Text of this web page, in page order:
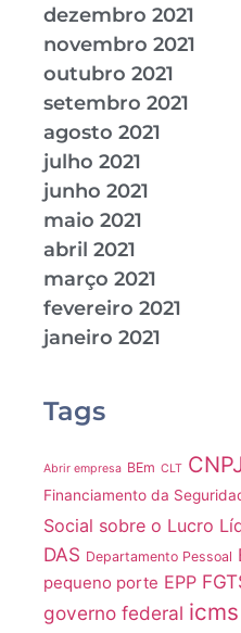
dezembro 2021
novembro 2021
outubro 2021
setembro 2021
agosto 2021
julho 2021
junho 2021
maio 2021
abril 2021
março 2021
fevereiro 2021
janeiro 2021
Tags
Abrir empresa BEm CLT CNPJ
Financiamento da
Social sobre o Lucro
DAS Departamento Pessoal
pequeno porte EPP
governo federal icms